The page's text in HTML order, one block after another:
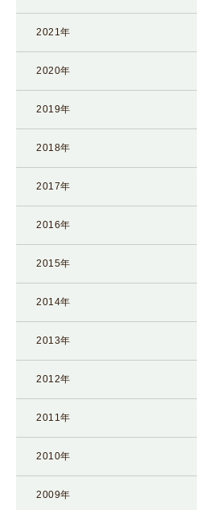
2021年
2020年
2019年
2018年
2017年
2016年
2015年
2014年
2013年
2012年
2011年
2010年
2009年